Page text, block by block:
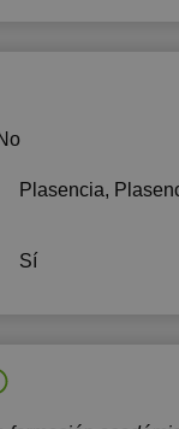
Plasencia,
Sí